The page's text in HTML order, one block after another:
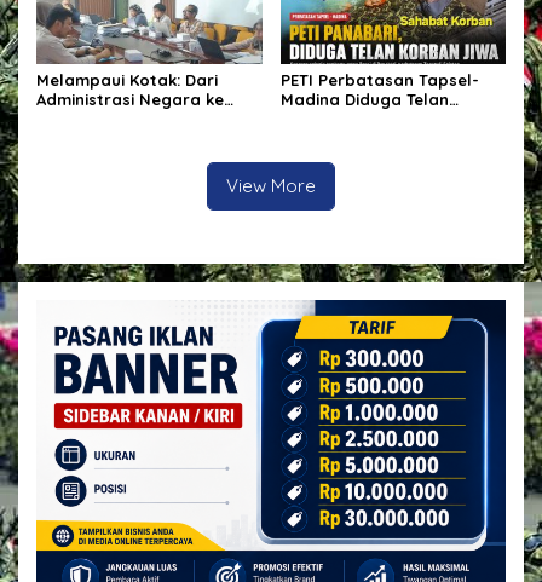
Melampaui Kotak: Dari
Administrasi Negara ke
PETI Perbatasan Tapsel-
Madina Diduga Telan
Keterangan Resmi
View More